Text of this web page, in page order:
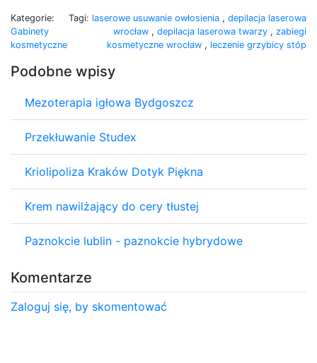
Kategorie:
Gabinety
kosmetyczne
Tagi: laserowe usuwanie owłosienia , depilacja laserowa
wrocław , depilacja laserowa twarzy , zabiegi
kosmetyczne wrocław , leczenie grzybicy stóp
Podobne wpisy
Mezoterapia igłowa Bydgoszcz
Przekłuwanie Studex
Kriolipoliza Kraków Dotyk Piękna
Krem nawilżający do cery tłustej
Paznokcie lublin - paznokcie hybrydowe
Komentarze
Zaloguj się, by skomentować